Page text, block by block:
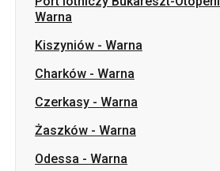
Czerkasy
Żaszków-Warna
Odessa-Warna
Kijów-Warna
Biała Cerkiew-Warna
Winnica-Warna